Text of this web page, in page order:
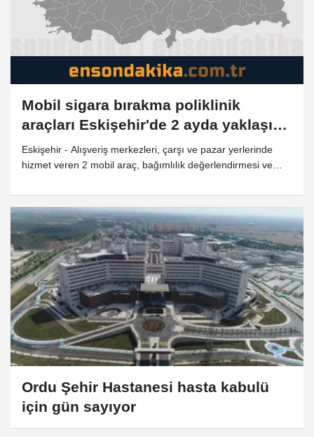
Mobil sigara bırakma poliklinik
araçları Eskişehir'de 2 ayda yaklaşık
600 kişiye ulaştı
Eskişehir - Alışveriş merkezleri, çarşı ve pazar yerlerinde
hizmet veren 2 mobil araç, bağımlılık değerlendirmesi ve
hazırlıyor - İl Sağlık Müdürü Doç. Dr. Yaşar Bildirici: - 2025'in
ilk yarısı ile 2026'nın ilk yarısını karşılaştırdığımızda ilk
başvurular yaklaşık yüzde 140 arttı
Ordu Şehir Hastanesi hasta kabulü
için gün sayıyor